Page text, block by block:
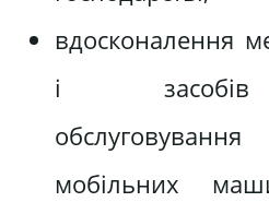
вдосконалення
і засобів
мобільних